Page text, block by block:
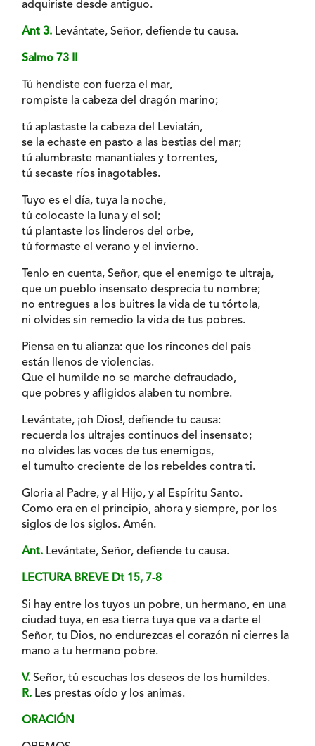
adquiriste desde antiguo.
Ant 3. Levántate, Señor, defiende tu causa.
Salmo 73 II
Tú hendiste con fuerza el mar,
rompiste la cabeza del dragón marino;
tú aplastaste la cabeza del Leviatán,
se la echaste en pasto a las bestias del mar;
tú alumbraste manantiales y torrentes,
tú secaste ríos inagotables.
Tuyo es el día, tuya la noche,
tú colocaste la luna y el sol;
tú plantaste los linderos del orbe,
tú formaste el verano y el invierno.
Tenlo en cuenta, Señor, que el enemigo te ultraja,
que un pueblo insensato desprecia tu nombre;
no entregues a los buitres la vida de tu tórtola,
ni olvides sin remedio la vida de tus pobres.
Piensa en tu alianza: que los rincones del país
están llenos de violencias.
Que el humilde no se marche defraudado,
que pobres y afligidos alaben tu nombre.
Levántate, ¡oh Dios!, defiende tu causa:
recuerda los ultrajes continuos del insensato;
no olvides las voces de tus enemigos,
el tumulto creciente de los rebeldes contra ti.
Gloria al Padre, y al Hijo, y al Espíritu Santo.
Como era en el principio, ahora y siempre, por los
siglos de los siglos. Amén.
Ant. Levántate, Señor, defiende tu causa.
LECTURA BREVE Dt 15, 7-8
Si hay entre los tuyos un pobre, un hermano, en una
ciudad tuya, en esa tierra tuya que va a darte el
Señor, tu Dios, no endurezcas el corazón ni cierres la
mano a tu hermano pobre.
V. Señor, tú escuchas los deseos de los humildes.
R. Les prestas oído y los animas.
ORACIÓN